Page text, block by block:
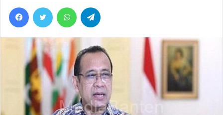
FacebookTwitter WhatsApp